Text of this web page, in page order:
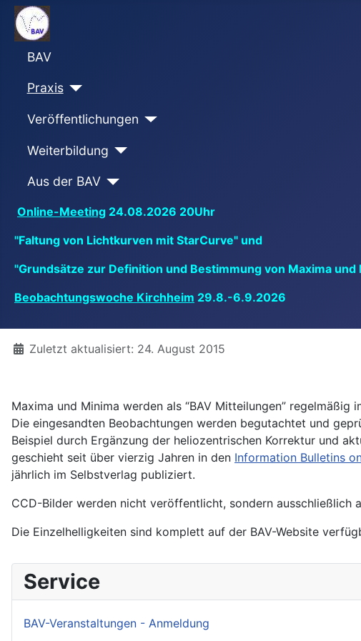
BAV
Praxis
Veröffentlichungen
Weiterbildung
Aus der BAV
Online-Meeting 24.08.2026 20Uhr
"Faltung von Lichtkurven mit StarCurve" und
"Grundsätze zur Definition und Bestimmung von Maxima und
Beobachtungswoche Kirchheim 29.8.-6.9.2026
DetailsZuletzt aktualisiert: 24. August 2015
Maxima und Minima werden als “BAV Mitteilungen” regelmäßig
Die eingesandten Beobachtungen werden begutachtet und
Beispiel durch Ergänzung der heliozentrischen Korrektur und
geschieht seit über vierzig Jahren in den Information Bulletins
jährlich im Selbstverlag publiziert.
CCD-Bilder werden nicht veröffentlicht, sondern ausschließlich
Die Einzelhelligkeiten sind komplett auf der BAV-Website
Service
BAV-Veranstaltungen - Anmeldung